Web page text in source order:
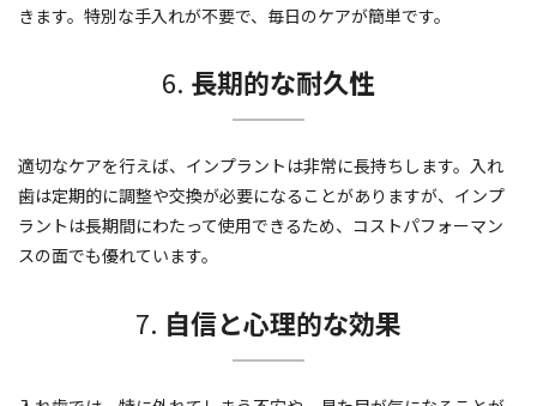
きます。特別な手入れが不要で、毎日のケアが簡単です。
6. 長期的な耐久性
適切なケアを行えば、インプラントは非常に長持ちします。入れ
歯は定期的に調整や交換が必要になることがありますが、インプ
ラントは長期間にわたって使用できるため、コストパフォーマン
スの面でも優れています。
7. 自信と心理的な効果